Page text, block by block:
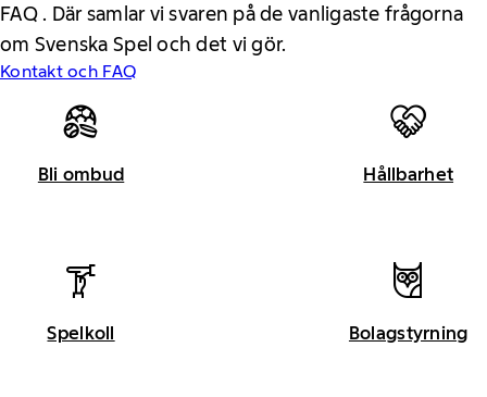
FAQ . Där samlar vi svaren på de vanligaste frågorna
om Svenska Spel och det vi gör.
Kontakt och FAQ
Bli ombud Hållbarhet
Spelkoll Bolagstyrning